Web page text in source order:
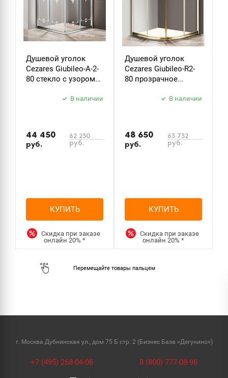
Душевой уголок
Cezares Giubileo-A-2-
80 стекло с узором
В наличии
44 450
руб.
62 230
руб.
КУПИТЬ
Скидка при заказе
онлайн20%*
Душевой уголок
Cezares Giubileo-R2-
80 прозрачное
В наличии
48 650
руб.
63 732
руб.
КУПИТЬ
Скидка при заказе
онлайн20%*
г. Москва Дубнинская ул., дом 75 Б стр. 2 (Бизнес База «Дегунино»)
+7 (495) 268-04-06 8 (800) 777-08-96